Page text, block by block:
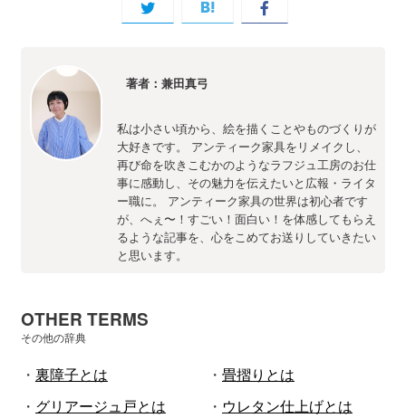
著者：兼田真弓
私は小さい頃から、絵を描くことやものづくりが
大好きです。 アンティーク家具をリメイクし、
再び命を吹きこむかのようなラフジュ工房のお仕
事に感動し、その魅力を伝えたいと広報・ライタ
ー職に。 アンティーク家具の世界は初心者です
が、へぇ〜！すごい！面白い！を体感してもらえ
るような記事を、心をこめてお送りしていきたい
と思います。
OTHER TERMS
その他の辞典
・ 裏障子とは ・ 畳摺りとは
・ グリアージュ戸とは ・ ウレタン仕上げとは